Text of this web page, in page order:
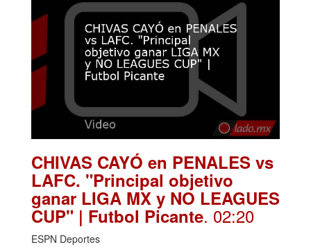
CHIVAS CAYÓ en PENALES vs
LAFC. "Principal objetivo
ganar LIGA MX y NO LEAGUES
CUP" | Futbol Picante. 02:20
ESPN Deportes